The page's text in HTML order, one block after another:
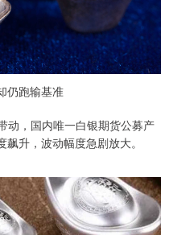
仍跑输基准
动，国内唯一白银期货公募产
升，波动幅度急剧放大。